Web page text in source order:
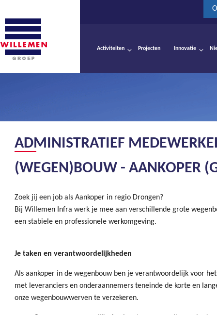
Activiteiten Projecten Innovatie
ADMINISTRATIEF
(WEGEN)BOUW - AANKOPER
Zoek jij een job als Aankoper in regio Drongen?
Bij Willemen Infra werk je mee aan verschillende grote
een stabiele en professionele werkomgeving.
Je taken en verantwoordelijkheden
Als aankoper in de wegenbouw ben je verantwoordelijk voor
met leveranciers en onderaannemers teneinde de korte en
onze wegenbouwwerven te verzekeren.